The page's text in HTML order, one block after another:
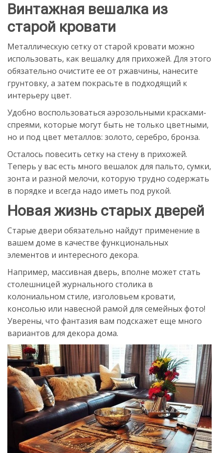
Винтажная вешалка из
старой кровати
Металлическую сетку от старой кровати можно
использовать, как вешалку для прихожей. Для этого
обязательно очистите ее от ржавчины, нанесите
грунтовку, а затем покрасьте в подходящий к
интерьеру цвет.
Удобно воспользоваться аэрозольными красками-
спреями, которые могут быть не только цветными,
но и под цвет металлов: золото, серебро, бронза.
Осталось повесить сетку на стену в прихожей.
Теперь у вас есть много вешалок для пальто, сумки,
зонта и разной мелочи, которую трудно содержать
в порядке и всегда надо иметь под рукой.
Новая жизнь старых дверей
Старые двери обязательно найдут применение в
вашем доме в качестве функциональных
элементов и интересного декора.
Например, массивная дверь, вполне может стать
столешницей журнального столика в
колониальном стиле, изголовьем кровати,
консолью или навесной рамой для семейных фото!
Уверены, что фантазия вам подскажет еще много
вариантов для декора дома.